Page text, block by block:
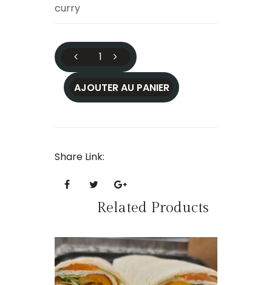
curry
AJOUTER AU PANIER
Share Link:
Related Products